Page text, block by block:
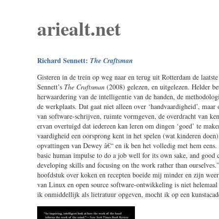
ariealt.net
Richard Sennett: The Craftsman
Gisteren in de trein op weg naar en terug uit Rotterdam de
Sennett’s The Craftsman (2008) gelezen, en uitgelezen. Helder
herwaardering van de intelligentie van de handen, de
de werkplaats. Dat gaat niet alleen over ‘handvaardigheid’,
van software-schrijven, ruimte vormgeven, de overdracht van
ervan overtuigd dat iedereen kan leren om dingen ‘goed’ te
vaardigheid een oorsprong kent in het spelen (wat kinderen
opvattingen van Dewey â€“ en ik ben het volledig met hem eens.
basic human impulse to do a job well for its own sake, and good
developing skills and focusing on the work rather than
hoofdstuk over koken en recepten boeide mij minder en zijn
van Linux en open source software-ontwikkeling is niet
ik onmiddellijk als lietratuur opgeven, mocht ik op een